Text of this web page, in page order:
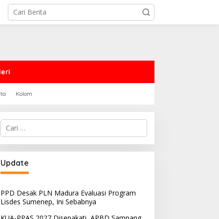
Kolom
Sampang Dukung
Kaum LGBT
Cari
untuk:
Update
PPD Desak PLN Madura Evaluasi Program
Lisdes Sumenep, Ini Sebabnya